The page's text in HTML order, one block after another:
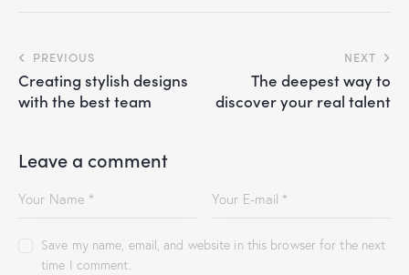
PREVIOUS
Creating stylish designs
with the best team
NEXT
The deepest way to
discover your real talent
Leave a comment
Save my name, email, and website in this browser for the next
time I comment.